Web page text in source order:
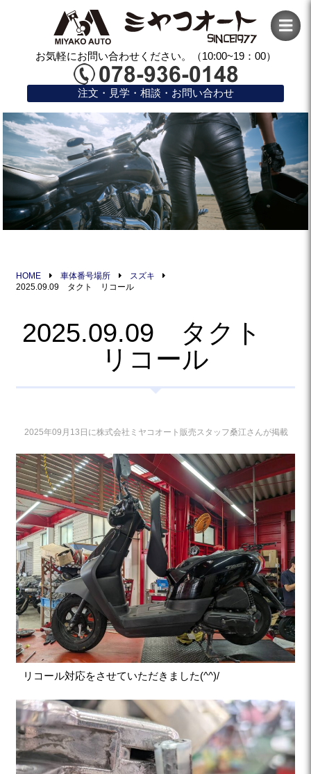
お気軽にお問い合わせください。（10:00~19：00）
注文・見学・相談・お問い合わせ
HOME 車体番号場所
スズキ
2025.09.09 タクト リコール
2025.09.09 タクト
リコール
2025年09月13日に株式会社ミヤコオート販売スタッフ桑江さんが掲載
リコール対応をさせていただきました(^^)/